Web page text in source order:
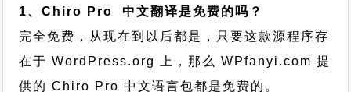
1、Chiro Pro 中文翻译是免费的吗？
完全免费，从现在到以后都是，只要这款源程序存
在于 WordPress.org 上，那么 WPfanyi.com 提
供的 Chiro Pro 中文语言包都是免费的。